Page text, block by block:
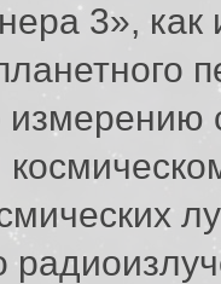
3»,